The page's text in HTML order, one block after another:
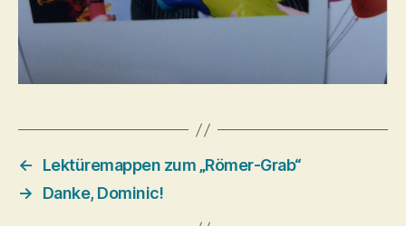
←
Lektüremappen zum „Römer-Grab“
→
Danke, Dominic!